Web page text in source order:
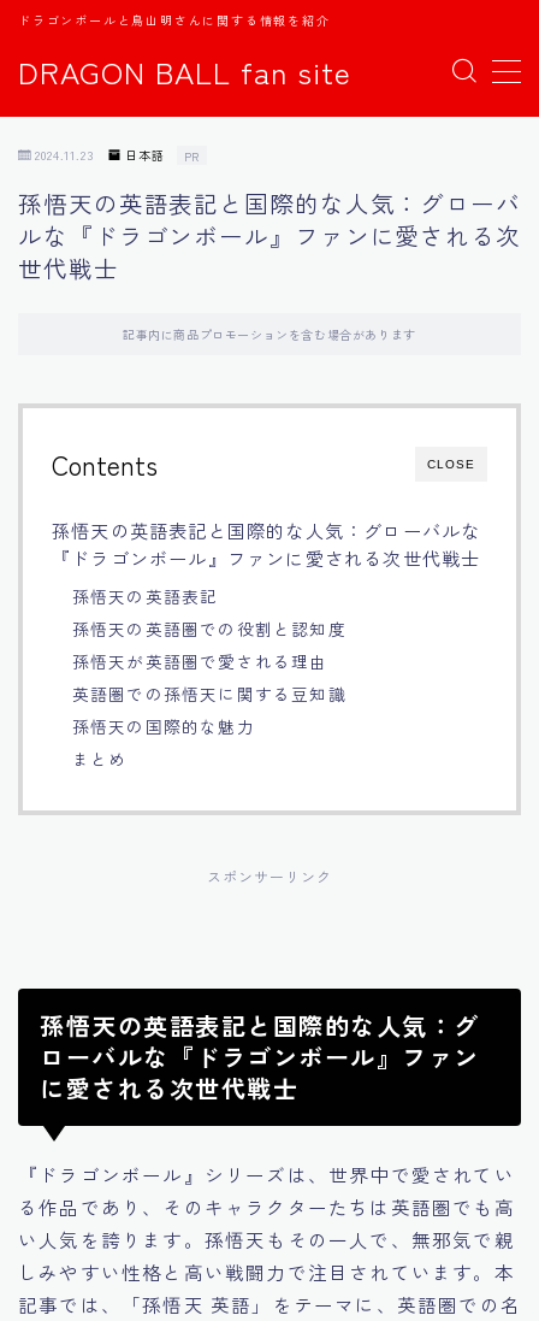
DRAGON BALL fan site
ドラゴンボールと鳥山明さんに関する情報を紹介
MENU
日本語
Français
Bahasa Indonesia
Português
2024.11.23 日本語 PR
孫悟天の英語表記と国際的な人気：グローバ
ルな『ドラゴンボール』ファンに愛される次
世代戦士
記事内に商品プロモーションを含む場合があります
CLOSE
Contents
孫悟天の英語表記と国際的な人気：グローバルな
『ドラゴンボール』ファンに愛される次世代戦士
孫悟天の英語表記
孫悟天の英語圏での役割と認知度
孫悟天が英語圏で愛される理由
英語圏での孫悟天に関する豆知識
孫悟天の国際的な魅力
まとめ
スポンサーリンク
孫悟天の英語表記と国際的な人気：グ
ローバルな『ドラゴンボール』ファン
に愛される次世代戦士
『ドラゴンボール』シリーズは、世界中で愛されてい
る作品であり、そのキャラクターたちは英語圏でも高
い人気を誇ります。孫悟天もその一人で、無邪気で親
しみやすい性格と高い戦闘力で注目されています。本
記事では、「孫悟天 英語」をテーマに、英語圏での名